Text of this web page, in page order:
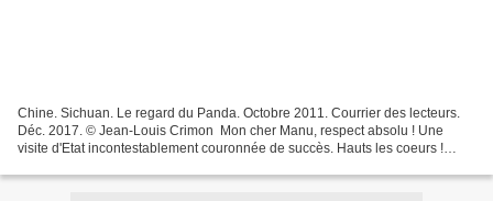
Chine. Sichuan. Le regard du Panda. Octobre 2011. Courrier des lecteurs.
Déc. 2017. © Jean-Louis Crimon Mon cher Manu, respect absolu ! Une
visite d'Etat incontestablement couronnée de succès. Hauts les coeurs !